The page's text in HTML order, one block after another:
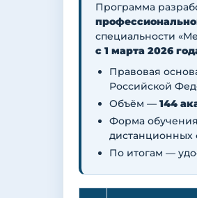
Программа
специальности
с 1 марта 2026
Правовая
Российской
Объём — 144
Форма
дистанционных
По итогам —